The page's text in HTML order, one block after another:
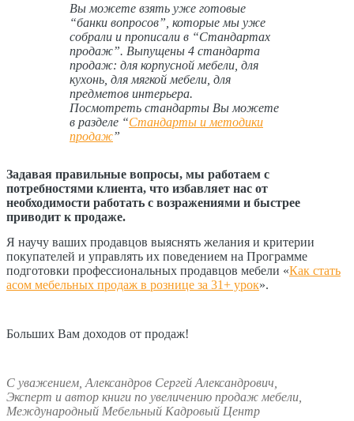
Вы можете взять уже готовые
“банки вопросов”, которые мы уже
собрали и прописали в “Стандартах
продаж”. Выпущены 4 стандарта
продаж: для корпусной мебели, для
кухонь, для мягкой мебели, для
предметов интерьера.
Посмотреть стандарты Вы можете
в разделе “Стандарты и методики
продаж”
Задавая правильные вопросы, мы работаем с
потребностями клиента, что избавляет нас от
необходимости работать с возражениями и быстрее
приводит к продаже.
Я научу ваших продавцов выяснять желания и критерии
покупателей и управлять их поведением на Программе
подготовки профессиональных продавцов мебели «Как стать
асом мебельных продаж в рознице за 31+ урок».
Больших Вам доходов от продаж!
С уважением, Александров Сергей Александрович,
Эксперт и автор книги по увеличению продаж мебели,
Международный Мебельный Кадровый Центр